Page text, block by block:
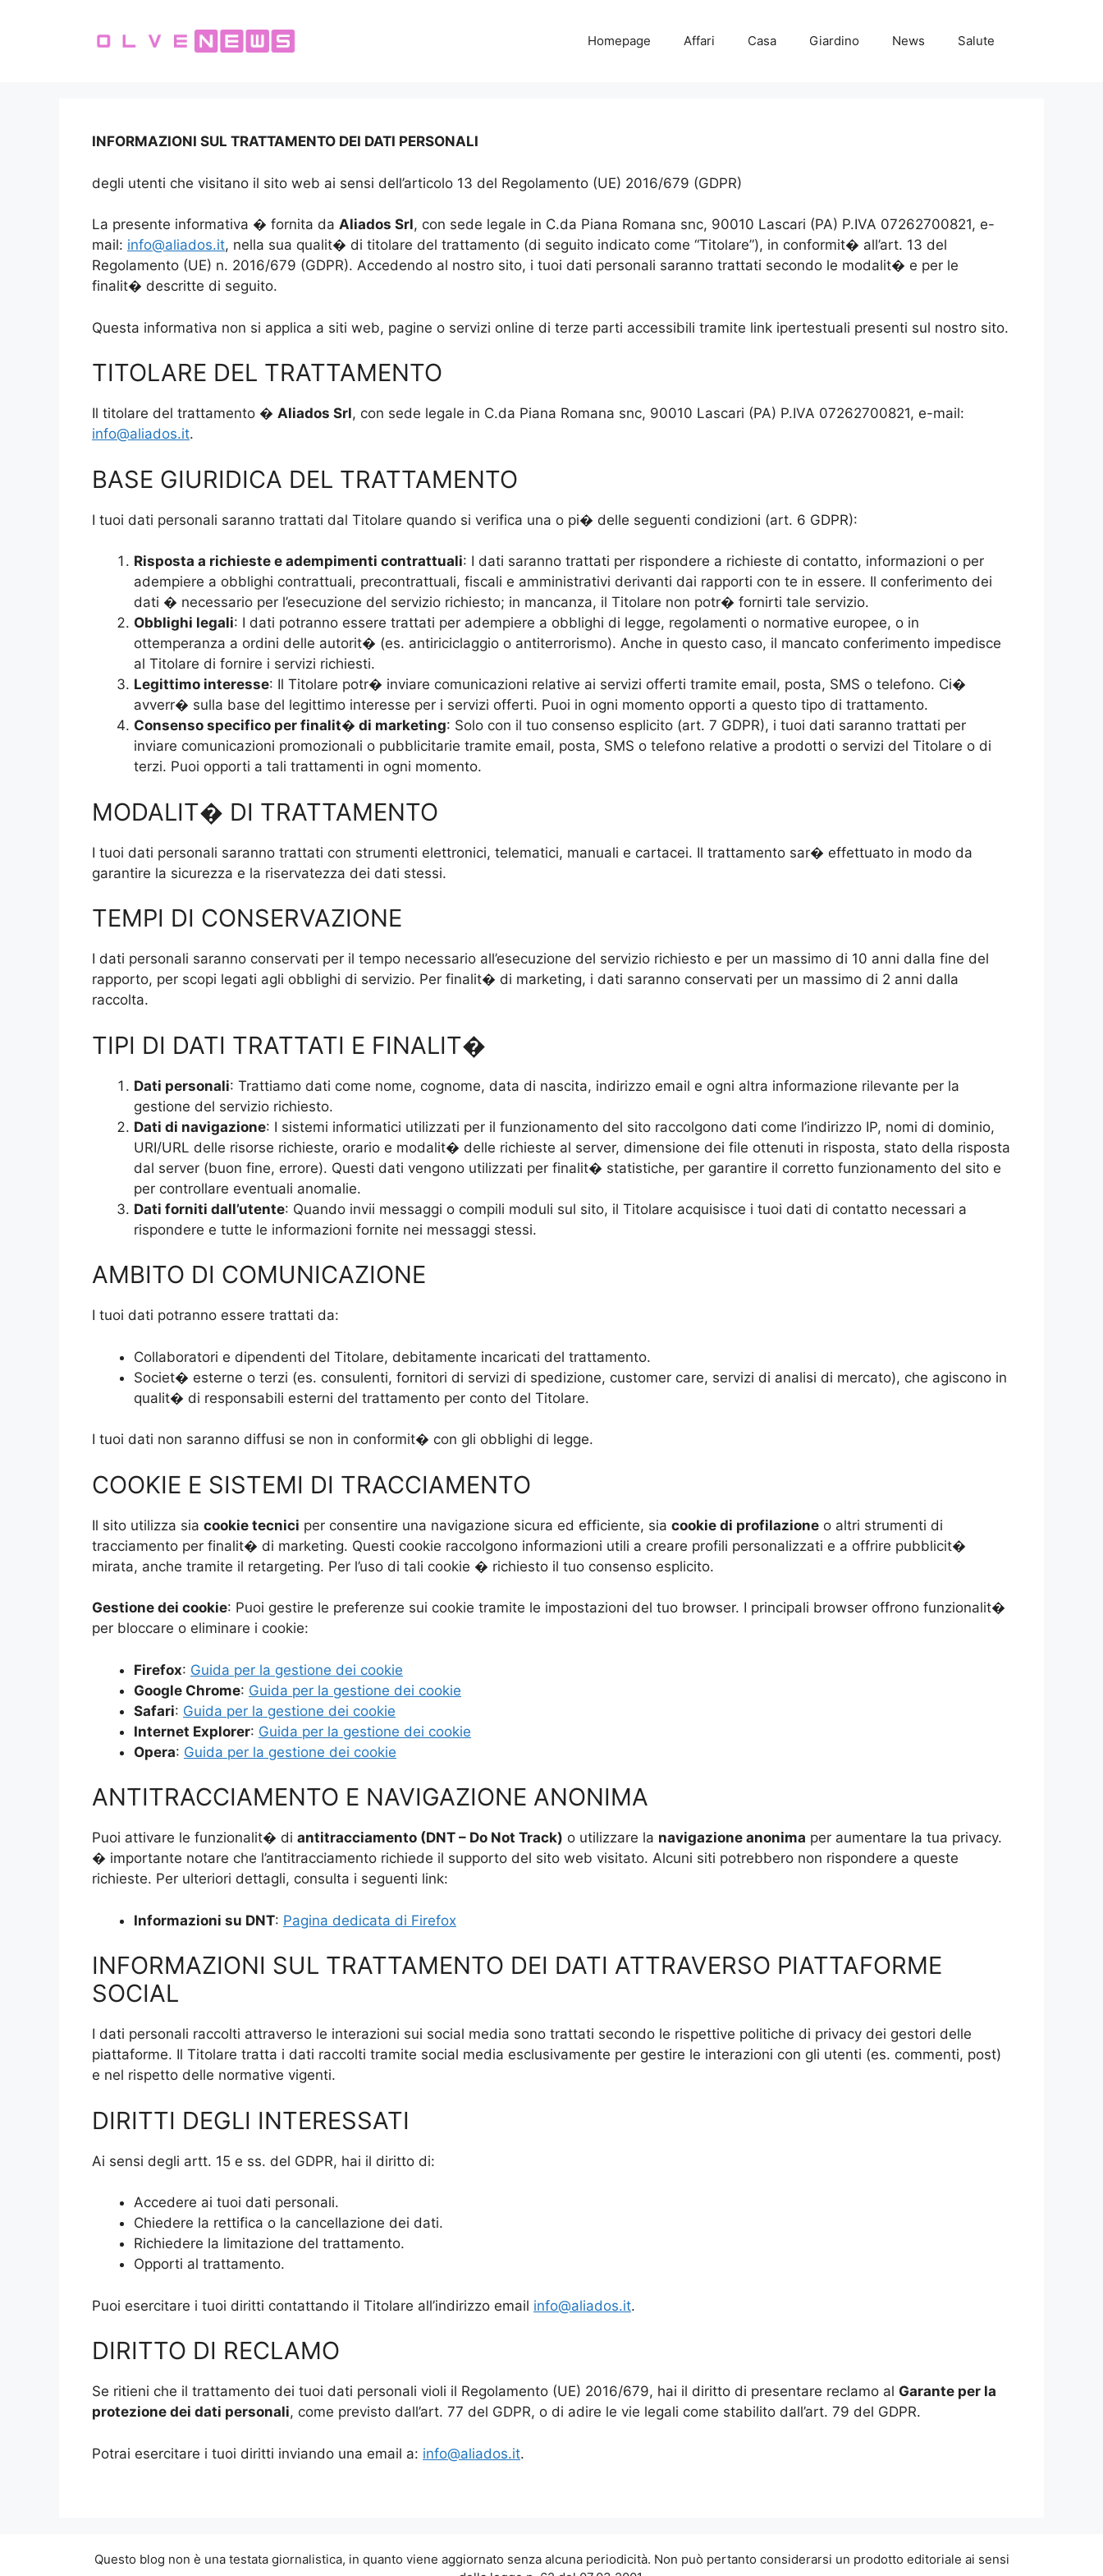
Homepage Affari Casa Giardino News Salute
INFORMAZIONI SUL TRATTAMENTO DEI DATI PERSONALI
degli utenti che visitano il sito web ai sensi dell’articolo 13 del Regolamento (UE) 2016/679 (GDPR)
La presente informativa � fornita da Aliados Srl, con sede legale in C.da Piana Romana snc, 90010 Lascari (PA) P.IVA 07262700821, e-
mail: info@aliados.it, nella sua qualit� di titolare del trattamento (di seguito indicato come “Titolare”), in conformit� all’art. 13 del
Regolamento (UE) n. 2016/679 (GDPR). Accedendo al nostro sito, i tuoi dati personali saranno trattati secondo le modalit� e per le
finalit� descritte di seguito.
Questa informativa non si applica a siti web, pagine o servizi online di terze parti accessibili tramite link ipertestuali presenti sul nostro sito.
TITOLARE DEL TRATTAMENTO
Il titolare del trattamento � Aliados Srl, con sede legale in C.da Piana Romana snc, 90010 Lascari (PA) P.IVA 07262700821, e-mail:
info@aliados.it.
BASE GIURIDICA DEL TRATTAMENTO
I tuoi dati personali saranno trattati dal Titolare quando si verifica una o pi� delle seguenti condizioni (art. 6 GDPR):
Risposta a richieste e adempimenti contrattuali: I dati saranno trattati per rispondere a richieste di contatto, informazioni o per
adempiere a obblighi contrattuali, precontrattuali, fiscali e amministrativi derivanti dai rapporti con te in essere. Il conferimento dei
dati � necessario per l’esecuzione del servizio richiesto; in mancanza, il Titolare non potr� fornirti tale servizio.
Obblighi legali: I dati potranno essere trattati per adempiere a obblighi di legge, regolamenti o normative europee, o in
ottemperanza a ordini delle autorit� (es. antiriciclaggio o antiterrorismo). Anche in questo caso, il mancato conferimento impedisce
al Titolare di fornire i servizi richiesti.
Legittimo interesse: Il Titolare potr� inviare comunicazioni relative ai servizi offerti tramite email, posta, SMS o telefono. Ci�
avverr� sulla base del legittimo interesse per i servizi offerti. Puoi in ogni momento opporti a questo tipo di trattamento.
Consenso specifico per finalit� di marketing: Solo con il tuo consenso esplicito (art. 7 GDPR), i tuoi dati saranno trattati per
inviare comunicazioni promozionali o pubblicitarie tramite email, posta, SMS o telefono relative a prodotti o servizi del Titolare o di
terzi. Puoi opporti a tali trattamenti in ogni momento.
MODALIT� DI TRATTAMENTO
I tuoi dati personali saranno trattati con strumenti elettronici, telematici, manuali e cartacei. Il trattamento sar� effettuato in modo da
garantire la sicurezza e la riservatezza dei dati stessi.
TEMPI DI CONSERVAZIONE
I dati personali saranno conservati per il tempo necessario all’esecuzione del servizio richiesto e per un massimo di 10 anni dalla fine del
rapporto, per scopi legati agli obblighi di servizio. Per finalit� di marketing, i dati saranno conservati per un massimo di 2 anni dalla
raccolta.
TIPI DI DATI TRATTATI E FINALIT�
Dati personali: Trattiamo dati come nome, cognome, data di nascita, indirizzo email e ogni altra informazione rilevante per la
gestione del servizio richiesto.
Dati di navigazione: I sistemi informatici utilizzati per il funzionamento del sito raccolgono dati come l’indirizzo IP, nomi di dominio,
URI/URL delle risorse richieste, orario e modalit� delle richieste al server, dimensione dei file ottenuti in risposta, stato della risposta
dal server (buon fine, errore). Questi dati vengono utilizzati per finalit� statistiche, per garantire il corretto funzionamento del sito e
per controllare eventuali anomalie.
Dati forniti dall’utente: Quando invii messaggi o compili moduli sul sito, il Titolare acquisisce i tuoi dati di contatto necessari a
rispondere e tutte le informazioni fornite nei messaggi stessi.
AMBITO DI COMUNICAZIONE
I tuoi dati potranno essere trattati da:
Collaboratori e dipendenti del Titolare, debitamente incaricati del trattamento.
Societ� esterne o terzi (es. consulenti, fornitori di servizi di spedizione, customer care, servizi di analisi di mercato), che agiscono in
qualit� di responsabili esterni del trattamento per conto del Titolare.
I tuoi dati non saranno diffusi se non in conformit� con gli obblighi di legge.
COOKIE E SISTEMI DI TRACCIAMENTO
Il sito utilizza sia cookie tecnici per consentire una navigazione sicura ed efficiente, sia cookie di profilazione o altri strumenti di
tracciamento per finalit� di marketing. Questi cookie raccolgono informazioni utili a creare profili personalizzati e a offrire pubblicit�
mirata, anche tramite il retargeting. Per l’uso di tali cookie � richiesto il tuo consenso esplicito.
Gestione dei cookie: Puoi gestire le preferenze sui cookie tramite le impostazioni del tuo browser. I principali browser offrono funzionalit�
per bloccare o eliminare i cookie:
Firefox: Guida per la gestione dei cookie
Google Chrome: Guida per la gestione dei cookie
Safari: Guida per la gestione dei cookie
Internet Explorer: Guida per la gestione dei cookie
Opera: Guida per la gestione dei cookie
ANTITRACCIAMENTO E NAVIGAZIONE ANONIMA
Puoi attivare le funzionalit� di antitracciamento (DNT – Do Not Track) o utilizzare la navigazione anonima per aumentare la tua privacy.
� importante notare che l’antitracciamento richiede il supporto del sito web visitato. Alcuni siti potrebbero non rispondere a queste
richieste. Per ulteriori dettagli, consulta i seguenti link:
Informazioni su DNT: Pagina dedicata di Firefox
INFORMAZIONI SUL TRATTAMENTO DEI DATI ATTRAVERSO PIATTAFORME
SOCIAL
I dati personali raccolti attraverso le interazioni sui social media sono trattati secondo le rispettive politiche di privacy dei gestori delle
piattaforme. Il Titolare tratta i dati raccolti tramite social media esclusivamente per gestire le interazioni con gli utenti (es. commenti, post)
e nel rispetto delle normative vigenti.
DIRITTI DEGLI INTERESSATI
Ai sensi degli artt. 15 e ss. del GDPR, hai il diritto di:
Accedere ai tuoi dati personali.
Chiedere la rettifica o la cancellazione dei dati.
Richiedere la limitazione del trattamento.
Opporti al trattamento.
Puoi esercitare i tuoi diritti contattando il Titolare all’indirizzo email info@aliados.it.
DIRITTO DI RECLAMO
Se ritieni che il trattamento dei tuoi dati personali violi il Regolamento (UE) 2016/679, hai il diritto di presentare reclamo al Garante per la
protezione dei dati personali, come previsto dall’art. 77 del GDPR, o di adire le vie legali come stabilito dall’art. 79 del GDPR.
Potrai esercitare i tuoi diritti inviando una email a: info@aliados.it.
Questo blog non è una testata giornalistica, in quanto viene aggiornato senza alcuna periodicità. Non può pertanto considerarsi un prodotto editoriale ai sensi